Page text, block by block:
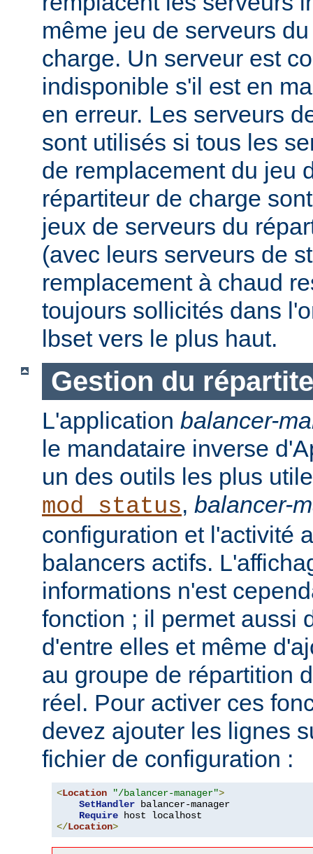
même jeu de serveurs
charge. Un serveur est
indisponible s'il est en
en erreur. Les serveurs
sont utilisés si tous les
de remplacement du jeu
répartiteur de charge
jeux de serveurs du
(avec leurs serveurs de
remplacement à chaud
toujours sollicités dans
lbset vers le plus haut.
Gestion du
L'application balancer-
le mandataire inverse
un des outils les plus
mod_status, balancer-
configuration et l'activité
balancers actifs.
informations n'est
fonction ; il permet aussi
d'entre elles et même
au groupe de répartition
réel. Pour activer ces
devez ajouter les lignes
fichier de configuration :
<Location "/balancer-manager">
SetHandler balancer-manager
Require
</Location>